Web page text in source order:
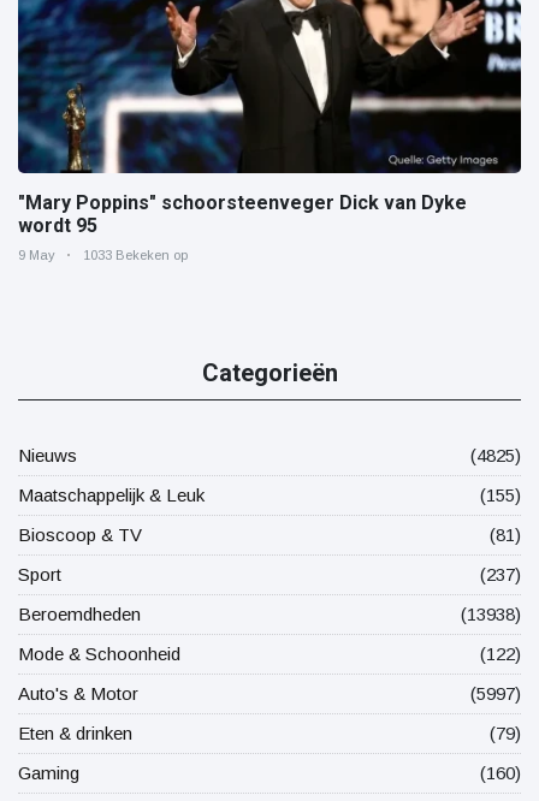
"Mary Poppins" schoorsteenveger Dick van Dyke
wordt 95
9 May 1033 Bekeken op
Categorieën
Nieuws
(4825)
Maatschappelijk & Leuk
(155)
Bioscoop & TV
(81)
Sport
(237)
Beroemdheden
(13938)
Mode & Schoonheid
(122)
Auto's & Motor
(5997)
Eten & drinken
(79)
Gaming
(160)